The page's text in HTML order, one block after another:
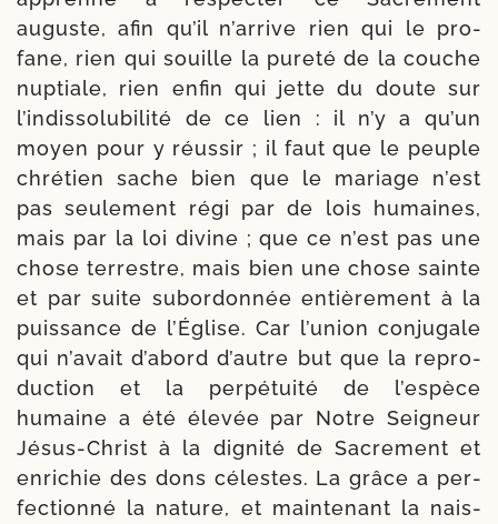
auguste, afin qu’il n’ar­rive rien qui le pro­
fane, rien qui souille la pure­té de la couche
nup­tiale, rien enfin qui jette du doute sur
l’in­dis­so­lu­bi­li­té de ce lien : il n’y a qu’un
moyen pour y réus­sir ; il faut que le peuple
chré­tien sache bien que le mariage n’est
pas seule­ment régi par de lois humaines,
mais par la loi divine ; que ce n’est pas une
chose ter­restre, mais bien une chose sainte
et par suite subor­don­née entiè­re­ment à la
puis­sance de l’Église. Car l’u­nion conju­gale
qui n’a­vait d’a­bord d’autre but que la repro­
duc­tion et la per­pé­tui­té de l’es­pèce
humaine a été éle­vée par Notre Seigneur
Jésus-​Christ à la digni­té de Sacrement et
enri­chie des dons célestes. La grâce a per­
fec­tion­né la nature, et main­te­nant la nais­